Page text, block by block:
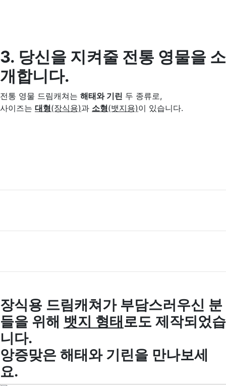
3. 당신을 지켜줄 전통 영물을 소
개합니다.
전통 영물 드림캐쳐는 해태와 기린 두 종류로,
사이즈는 대형(장식용)과 소형(뱃지용)이 있습니다.
장식용 드림캐쳐가 부담스러우신 분
들을 위해 뱃지 형태 로도 제작되었습
니다.
앙증맞은 해태와 기린을 만나보세
요.